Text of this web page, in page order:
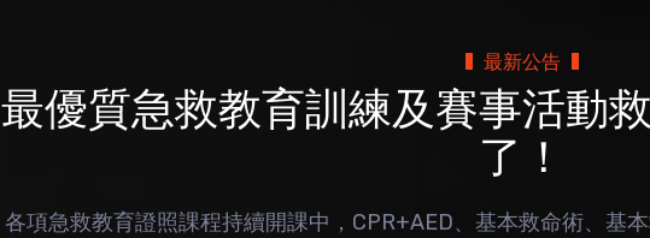
最新公告
最優質急救教育訓練及賽事活動
了！
各項急救教育證照課程持續開課中，CPR+AED、基本救命術、基